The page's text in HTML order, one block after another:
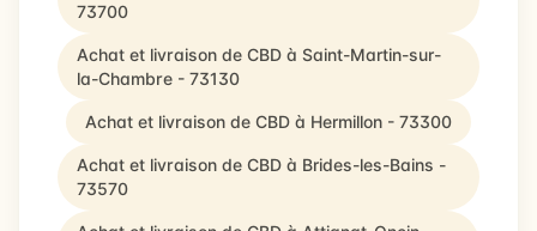
73700
Achat et livraison de CBD à Saint-Martin-sur-
la-Chambre - 73130
Achat et livraison de CBD à Hermillon - 73300
Achat et livraison de CBD à Brides-les-Bains -
73570